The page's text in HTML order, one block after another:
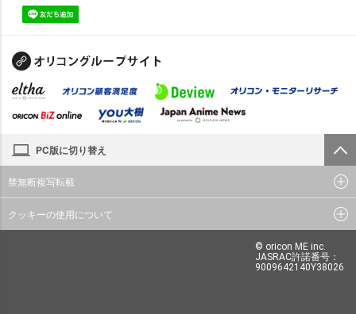
PC版に切り替え
禁無断複写転載
クッキーの使用について
© oricon ME inc.
JASRAC許諾番号：
9009642140Y38026